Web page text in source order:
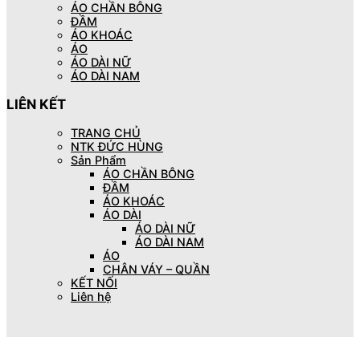
ÁO CHẦN BÔNG
ĐẦM
ÁO KHOÁC
ÁO
ÁO DÀI NỮ
ÁO DÀI NAM
LIÊN KẾT
TRANG CHỦ
NTK ĐỨC HÙNG
Sản Phẩm
ÁO CHẦN BÔNG
ĐẦM
ÁO KHOÁC
ÁO DÀI
ÁO DÀI NỮ
ÁO DÀI NAM
ÁO
CHÂN VÁY – QUẦN
KẾT NỐI
Liên hệ